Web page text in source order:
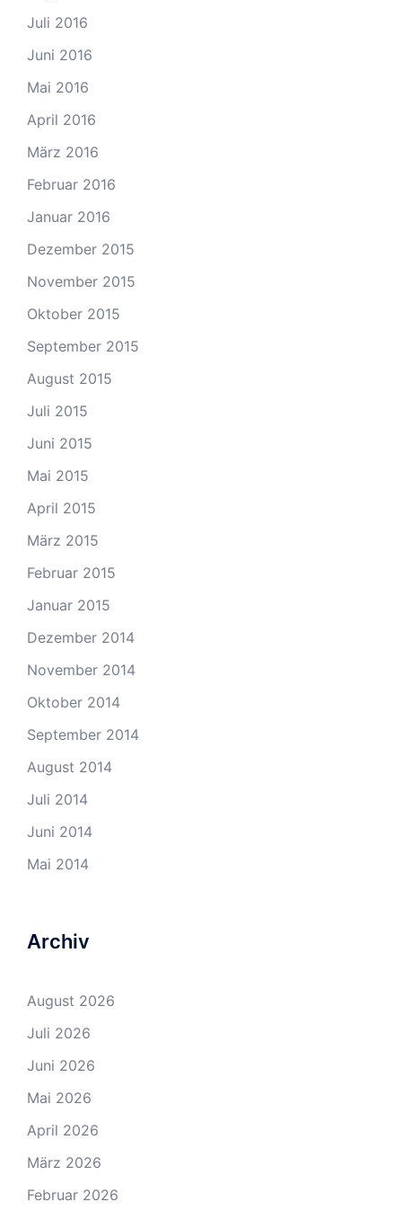
Juli 2016
Juni 2016
Mai 2016
April 2016
März 2016
Februar 2016
Januar 2016
Dezember 2015
November 2015
Oktober 2015
September 2015
August 2015
Juli 2015
Juni 2015
Mai 2015
April 2015
März 2015
Februar 2015
Januar 2015
Dezember 2014
November 2014
Oktober 2014
September 2014
August 2014
Juli 2014
Juni 2014
Mai 2014
Archiv
August 2026
Juli 2026
Juni 2026
Mai 2026
April 2026
März 2026
Februar 2026